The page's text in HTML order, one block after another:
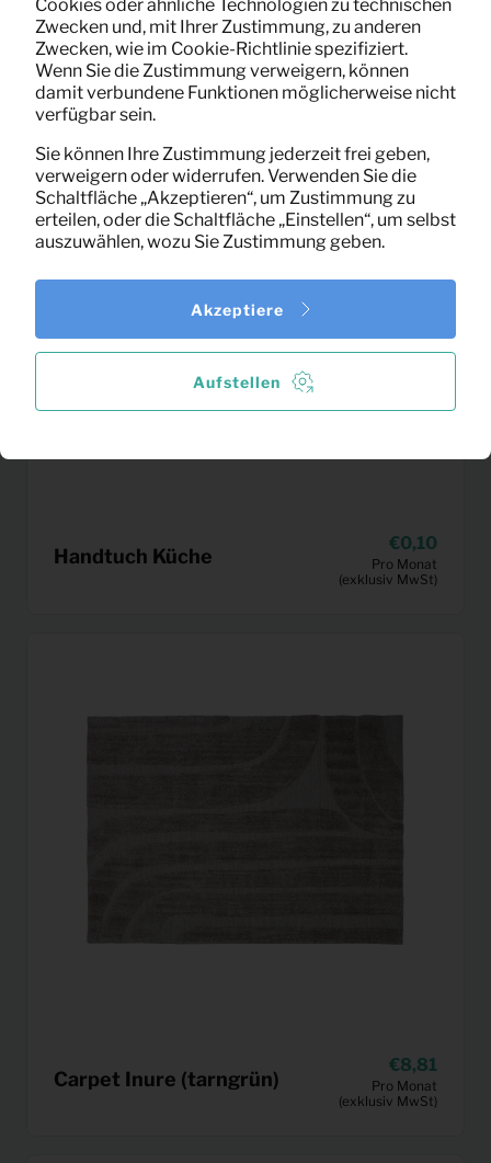
Gartenstuhl Albert Kuip
(grün)
12,91
Pro Monat
(exklusiv MwSt)
Handtuch Küche
0,10
Pro Monat
(exklusiv MwSt)
Carpet Inure (tarngrün)
8,81
Pro Monat
(exklusiv MwSt)
Cookies oder ähnliche Technologien zu technischen
Zwecken und, mit Ihrer Zustimmung, zu anderen
Zwecken, wie im Cookie-Richtlinie spezifiziert.
Wenn Sie die Zustimmung verweigern, können
damit verbundene Funktionen möglicherweise nicht
verfügbar sein.
Sie können Ihre Zustimmung jederzeit frei geben,
verweigern oder widerrufen. Verwenden Sie die
Schaltfläche „Akzeptieren“, um Zustimmung zu
erteilen, oder die Schaltfläche „Einstellen“, um selbst
auszuwählen, wozu Sie Zustimmung geben.
Aufstellen
Akzeptiere